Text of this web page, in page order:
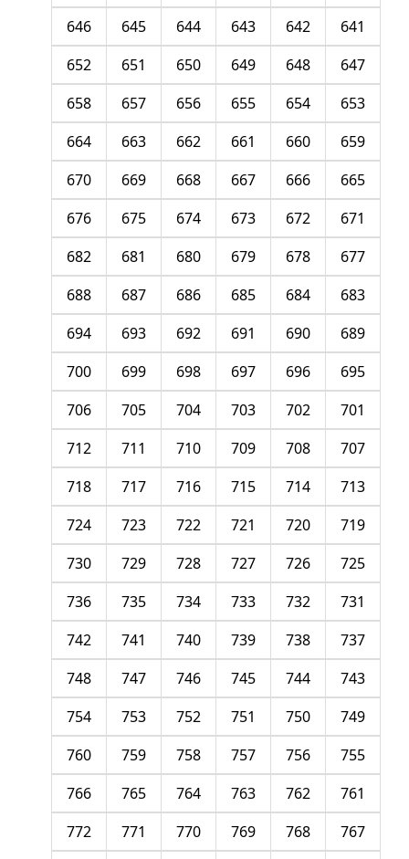
641
642
643
644
645
646
647
648
649
650
651
652
653
654
655
656
657
658
659
660
661
662
663
664
665
666
667
668
669
670
671
672
673
674
675
676
677
678
679
680
681
682
683
684
685
686
687
688
689
690
691
692
693
694
695
696
697
698
699
700
701
702
703
704
705
706
707
708
709
710
711
712
713
714
715
716
717
718
719
720
721
722
723
724
725
726
727
728
729
730
731
732
733
734
735
736
737
738
739
740
741
742
743
744
745
746
747
748
749
750
751
752
753
754
755
756
757
758
759
760
761
762
763
764
765
766
767
768
769
770
771
772